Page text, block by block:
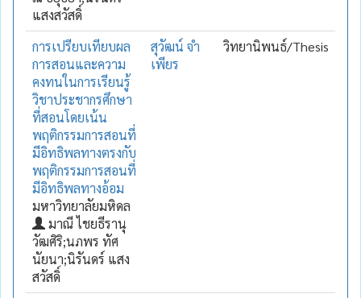
แสงสวัสดิ์
การเปรียบเทียบผล
การสอนและความ
คงทนในการเรียนรู้
วิชาประชากรศึกษา
ที่สอนโดยเน้น
พฤติกรรมการสอนที่
มีอิทธิพลทางตรงกับ
พฤติกรรมการสอนที่
มีอิทธิพลทางอ้อม
มหาวิทยาลัยมหิดล
มาณี ไชยธีรานุ
วัฒศิริ;นภพร ทัศ
นัยนา;นิรันดร์ แสง
สวัสดิ์
สุวัฒน์ จำ
เพียร
วิทยานิพนธ์/Thesis